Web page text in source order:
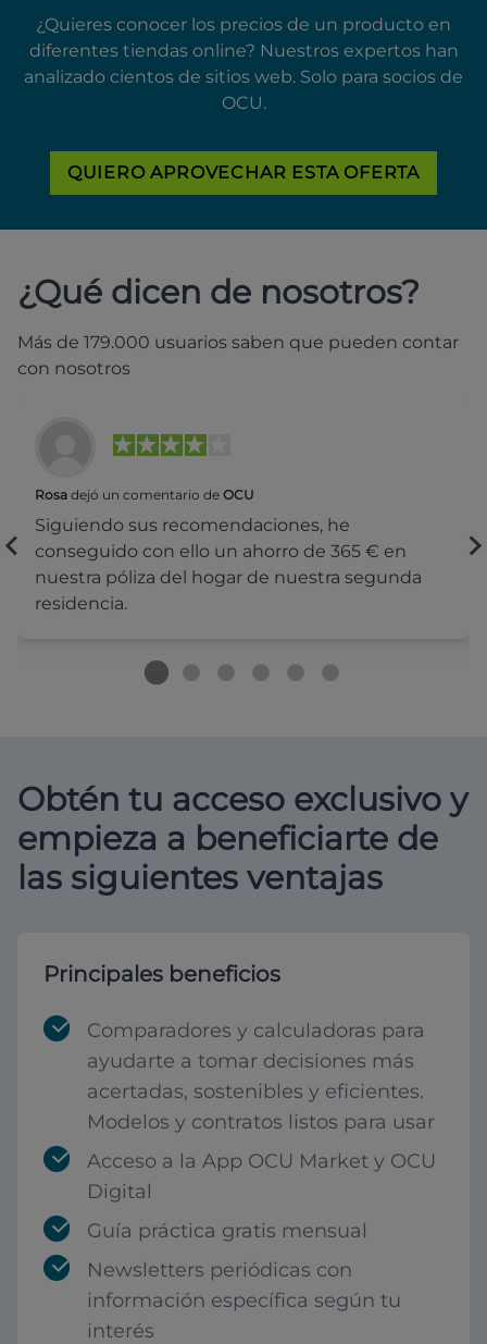
¿Quieres conocer los precios de un producto en
diferentes tiendas online? Nuestros expertos han
analizado cientos de sitios web. Solo para socios de
OCU.
QUIERO APROVECHAR ESTA OFERTA
¿Qué dicen de nosotros?
Más de 179.000 usuarios saben que pueden contar
con nosotros
Rosa dejó un comentario de OCU
Siguiendo sus recomendaciones, he
conseguido con ello un ahorro de 365 € en
nuestra póliza del hogar de nuestra segunda
residencia.
Obtén tu acceso exclusivo y
empieza a beneficiarte de
las siguientes ventajas
Principales beneficios
Comparadores y calculadoras para
ayudarte a tomar decisiones más
acertadas, sostenibles y eficientes.
Modelos y contratos listos para usar
Acceso a la App OCU Market y OCU
Digital
Guía práctica gratis mensual
Newsletters periódicas con
información específica según tu
interés